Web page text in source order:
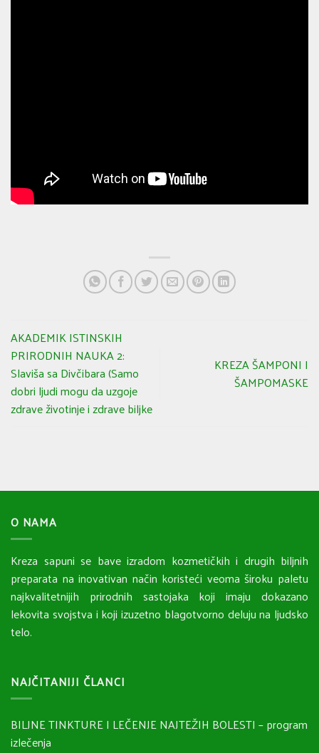
AKADEMIK ISTINSKIH
PRIRODNIH NAUKA 2:
Slaviša sa Divčibara (Samo
dobri ljudi mogu da uzgoje
zdrave životinje i zdrave biljke
KREZA ŠAMPONI I
ŠAMPOMASKE
O NAMA
Kreza sapuni se bave izradom kozmetičkih i drugih biljnih
preparata na inovativan način koristeći veoma široku paletu
najkvalitetnijih prirodnih sastojaka koji imaju dokazano
lekovita svojstva i koji izuzetno blagotvorno deluju na ljudsko
telo.
NAJČITANIJI ČLANCI
BILJNE TINKTURE I LEČENJE NAJTEŽIH BOLESTI – program
izlečenja